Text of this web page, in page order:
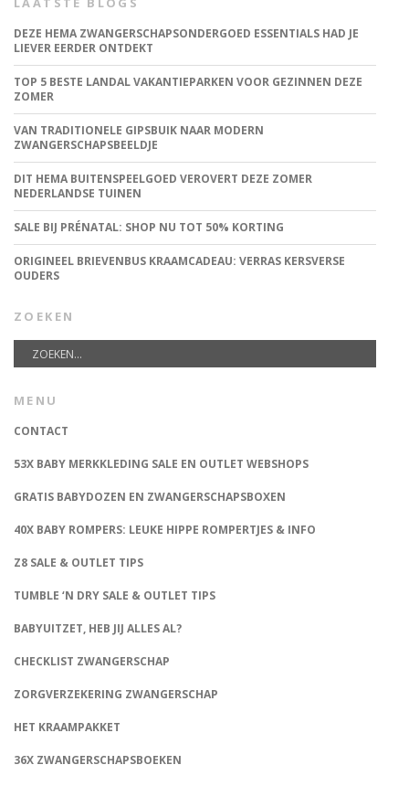
DEZE HEMA ZWANGERSCHAPSONDERGOED ESSENTIALS HAD JE
LIEVER EERDER ONTDEKT
TOP 5 BESTE LANDAL VAKANTIEPARKEN VOOR GEZINNEN DEZE
ZOMER
VAN TRADITIONELE GIPSBUIK NAAR MODERN
ZWANGERSCHAPSBEELDJE
DIT HEMA BUITENSPEELGOED VEROVERT DEZE ZOMER
NEDERLANDSE TUINEN
SALE BIJ PRÉNATAL: SHOP NU TOT 50% KORTING
ORIGINEEL BRIEVENBUS KRAAMCADEAU: VERRAS KERSVERSE
OUDERS
ZOEKEN
MENU
CONTACT
53X BABY MERKKLEDING SALE EN OUTLET WEBSHOPS
GRATIS BABYDOZEN EN ZWANGERSCHAPSBOXEN
40X BABY ROMPERS: LEUKE HIPPE ROMPERTJES & INFO
Z8 SALE & OUTLET TIPS
TUMBLE ‘N DRY SALE & OUTLET TIPS
BABYUITZET, HEB JIJ ALLES AL?
CHECKLIST ZWANGERSCHAP
ZORGVERZEKERING ZWANGERSCHAP
HET KRAAMPAKKET
36X ZWANGERSCHAPSBOEKEN